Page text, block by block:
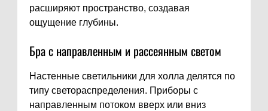
расширяют пространство, создавая
ощущение глубины.
Бра с направленным и рассеянным светом
Настенные светильники для холла делятся по
типу светораспределения. Приборы с
направленным потоком вверх или вниз